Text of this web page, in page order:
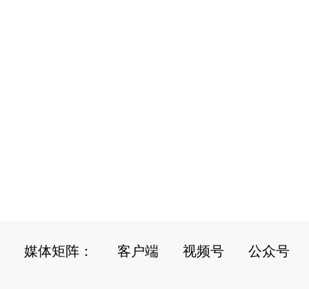
媒体矩阵： 客户端 视频号 公众号